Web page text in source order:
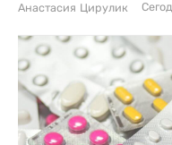
Анастасия Цирулик